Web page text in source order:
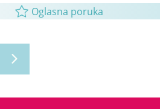
Oglasna poruka